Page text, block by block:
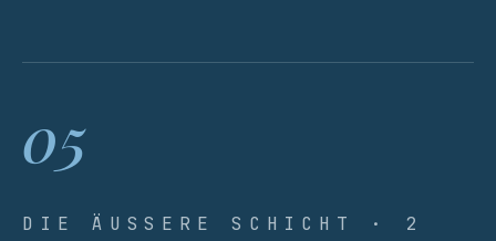
05
DIE ÄUSSERE SCHICHT · 2 M